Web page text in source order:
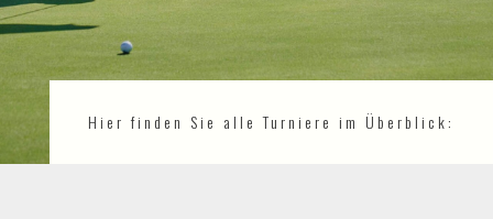
Hier finden Sie alle Turniere im Überblick: